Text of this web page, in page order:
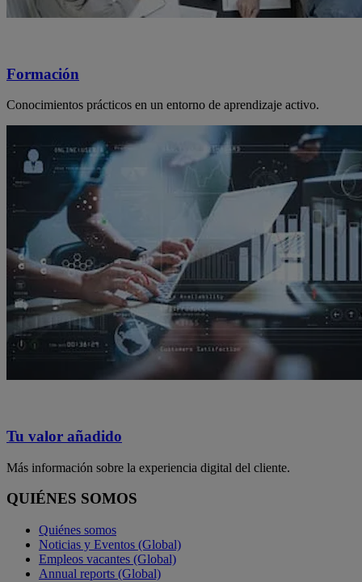
Formación
Conocimientos prácticos en un entorno de aprendizaje activo.
Tu valor añadido
Más información sobre la experiencia digital del cliente.
QUIÉNES SOMOS
Quiénes somos
Noticias y Eventos (Global)
Empleos vacantes (Global)
Annual reports (Global)